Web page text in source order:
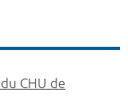
CHU de